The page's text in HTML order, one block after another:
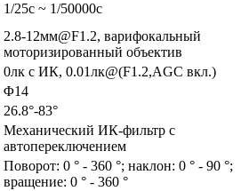
1/25с ~ 1/50000с
2.8-12мм@F1.2, варифокальный
моторизированный объектив
0лк с ИК, 0.01лк@(F1.2,AGC вкл.)
Φ14
26.8°-83°
Механический ИК-фильтр с
автопереключением
Поворот: 0 ° - 360 °; наклон: 0 ° - 90 °;
вращение: 0 ° - 360 °